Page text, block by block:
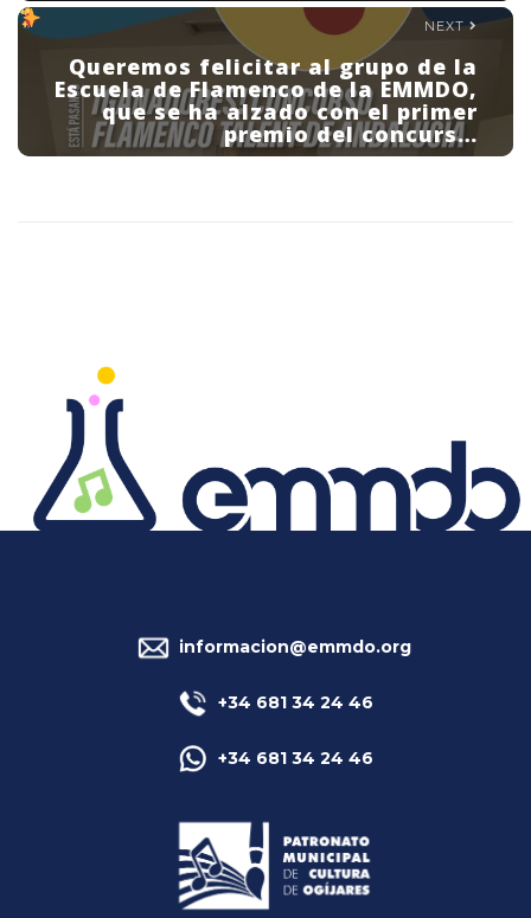
NEXT
Queremos felicitar al grupo de la
Escuela de Flamenco de la EMMDO,
que se ha alzado con el primer
premio del concurs…
informacion@emmdo.org
+34 681 34 24 46
+34 681 34 24 46